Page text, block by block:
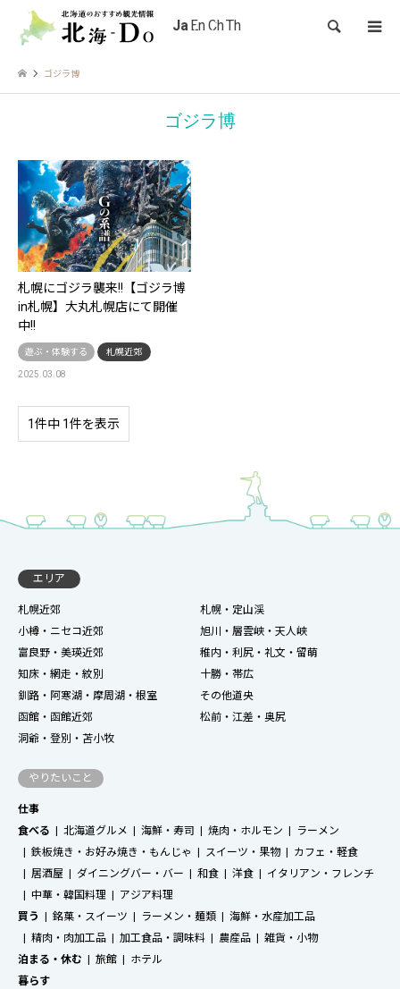
検索
ゴジラ博
ゴジラ博
札幌にゴジラ襲来!!【ゴジラ博
in札幌】大丸札幌店にて開催
中!!
遊ぶ・体験する 札幌近郊
2025.03.08
1件中 1件を表示
エリア
札幌近郊
札幌・定山渓
小樽・ニセコ近郊
旭川・層雲峡・天人峡
富良野・美瑛近郊
稚内・利尻・礼文・留萌
知床・網走・紋別
十勝・帯広
釧路・阿寒湖・摩周湖・根室
その他道央
函館・函館近郊
松前・江差・奥尻
洞爺・登別・苫小牧
やりたいこと
仕事
食べる
北海道グルメ 海鮮・寿司 焼肉・ホルモン
ラーメン
鉄板焼き・お好み焼き・もんじゃ
スイーツ・果物
カフェ・軽食
居酒屋
ダイニングバー・バー 和食 洋食
イタリアン・フレンチ
中華・韓国料理
アジア料理
買う
銘菓・スイーツ ラーメン・麺類
海鮮・水産加工品
精肉・肉加工品
加工食品・調味料 農産品
雑貨・小物
泊まる・休む
旅館
ホテル
暮らす